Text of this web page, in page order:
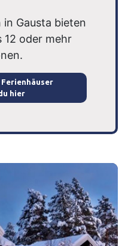
Gausta bieten
12 oder mehr
hier